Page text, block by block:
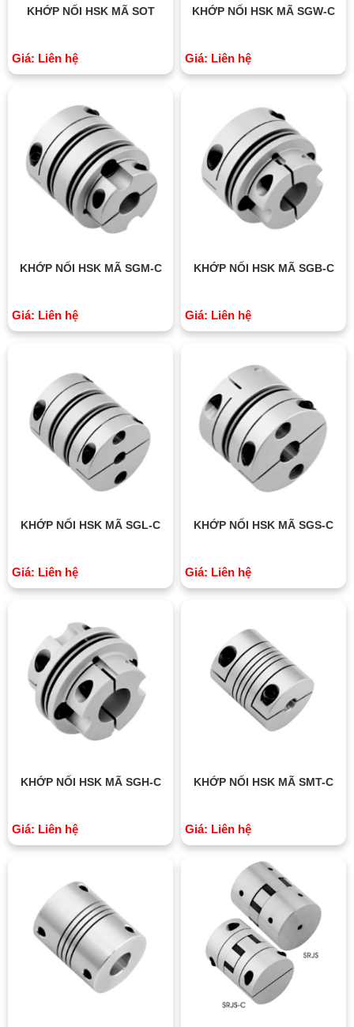
KHỚP NỐI HSK MÃ SOT
Giá: Liên hệ
KHỚP NỐI HSK MÃ SGW-C
Giá: Liên hệ
KHỚP NỐI HSK MÃ SGM-C
Giá: Liên hệ
KHỚP NỐI HSK MÃ SGB-C
Giá: Liên hệ
KHỚP NỐI HSK MÃ SGL-C
Giá: Liên hệ
KHỚP NỐI HSK MÃ SGS-C
Giá: Liên hệ
KHỚP NỐI HSK MÃ SGH-C
Giá: Liên hệ
KHỚP NỐI HSK MÃ SMT-C
Giá: Liên hệ